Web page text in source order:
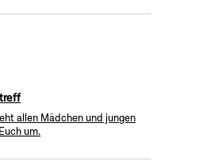
allen Mädchen und jungen
um.